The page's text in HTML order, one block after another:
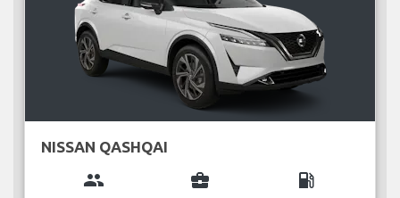
NISSAN QASHQAI
group business_center local_gas_station